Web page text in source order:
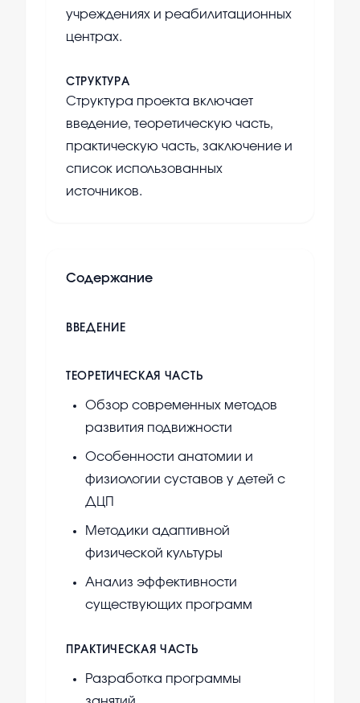
учреждениях и реабилитационных
центрах.
СТРУКТУРА
Структура проекта включает
введение, теоретическую часть,
практическую часть, заключение и
список использованных
источников.
Содержание
ВВЕДЕНИЕ
ТЕОРЕТИЧЕСКАЯ ЧАСТЬ
Обзор современных методов
развития подвижности
Особенности анатомии и
физиологии суставов у детей с
ДЦП
Методики адаптивной
физической культуры
Анализ эффективности
существующих программ
ПРАКТИЧЕСКАЯ ЧАСТЬ
Разработка программы